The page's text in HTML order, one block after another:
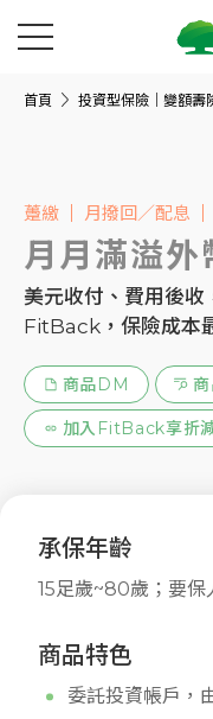
首頁 投資型保險｜變額壽
躉繳 月撥回／配息
月月滿溢外
美元收付、費用後
FitBack，保險成本
商品DM
加入FitBack享折
承保年齡
15足歲~80歲；要保
商品特色
委託投資帳戶，